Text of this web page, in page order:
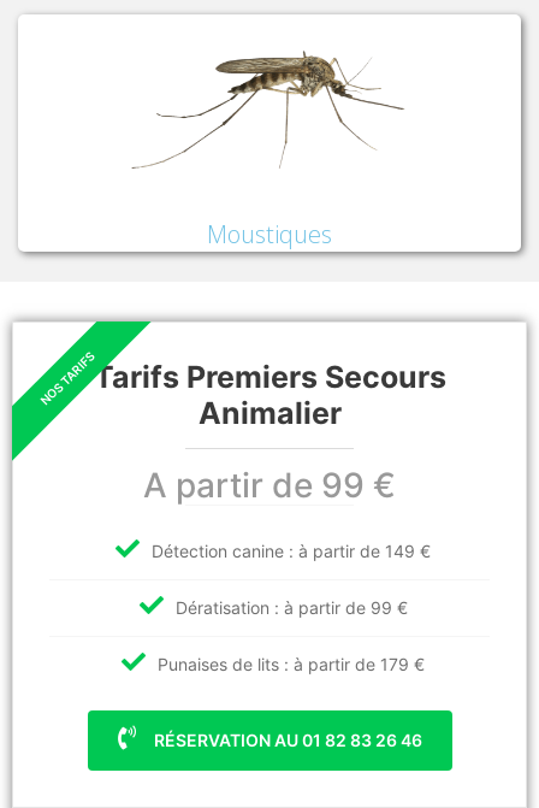
Moustiques
Tarifs Premiers Secours
Animalier
A partir de 99 €
Détection canine : à partir de 149 €
Dératisation : à partir de 99 €
Punaises de lits : à partir de 179 €
RÉSERVATION AU 01 82 83 26 46